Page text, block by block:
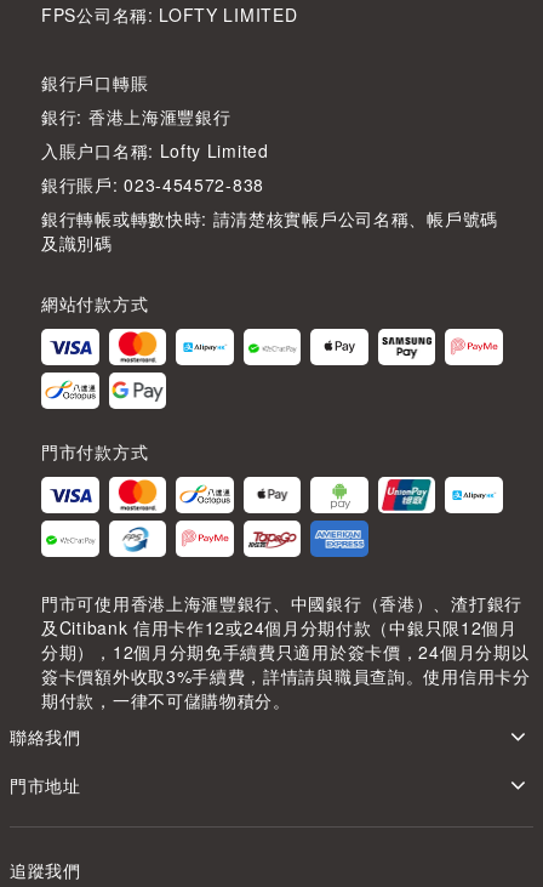
FPS公司名稱: LOFTY LIMITED
銀行戶口轉賬
銀行: 香港上海滙豐銀行
入賬户口名稱: Lofty Limited
銀行賬戶: 023-454572-838
銀行轉帳或轉數快時: 請清楚核實帳戶公司名稱、帳戶號碼
及識別碼
網站付款方式
門市付款方式
門市可使用香港上海滙豐銀行、中國銀行（香港）、渣打銀行
及Citibank 信用卡作12或24個月分期付款（中銀只限12個月
分期），12個月分期免手續費只適用於簽卡價，24個月分期以
簽卡價額外收取3%手續費，詳情請與職員查詢。使用信用卡分
期付款，一律不可儲購物積分。
聯絡我們
門市地址
追蹤我們